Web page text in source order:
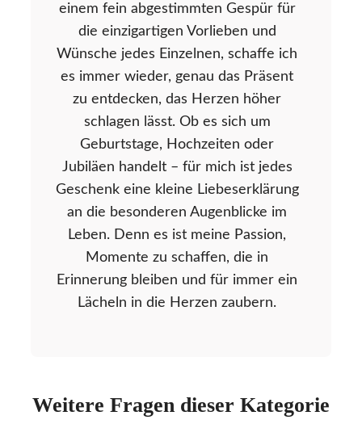
einem fein abgestimmten Gespür für
die einzigartigen Vorlieben und
Wünsche jedes Einzelnen, schaffe ich
es immer wieder, genau das Präsent
zu entdecken, das Herzen höher
schlagen lässt. Ob es sich um
Geburtstage, Hochzeiten oder
Jubiläen handelt – für mich ist jedes
Geschenk eine kleine Liebeserklärung
an die besonderen Augenblicke im
Leben. Denn es ist meine Passion,
Momente zu schaffen, die in
Erinnerung bleiben und für immer ein
Lächeln in die Herzen zaubern.
Weitere Fragen dieser Kategorie